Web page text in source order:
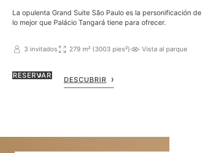
La opulenta Grand Suite São Paulo es la personificación de
lo mejor que Palácio Tangará tiene para ofrecer.
3 invitados 279 m² (3003 pies²) Vista al parque
RESERVAR
DESCUBRIR